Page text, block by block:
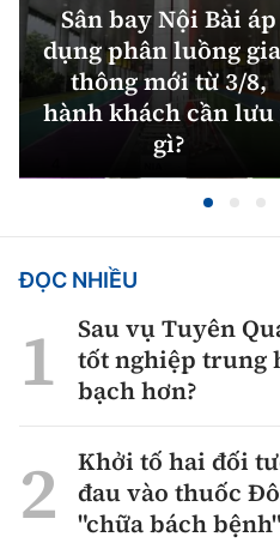
Sân bay Nội Bài áp
dụng phân luồng
thông mới từ 3/8,
hành khách cần lưu
gì?
ĐỌC NHIỀU
Sau vụ Tuyên
tốt nghiệp trung
bạch hơn?
Khởi tố hai đối
đau vào thuốc
"chữa bách bệnh"